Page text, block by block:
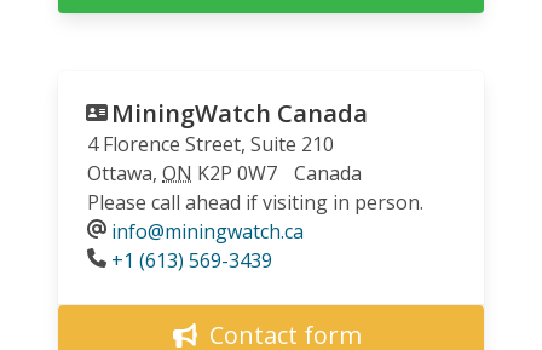
MiningWatch Canada
4 Florence Street, Suite 210
Ottawa, ON K2P 0W7
Canada
Please call ahead if visiting in person.
info@miningwatch.ca
Phone
+1 (613) 569-3439
Contact form